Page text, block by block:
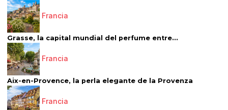
Francia
Grasse, la capital mundial del perfume entre...
Francia
Aix-en-Provence, la perla elegante de la Provenza
Francia